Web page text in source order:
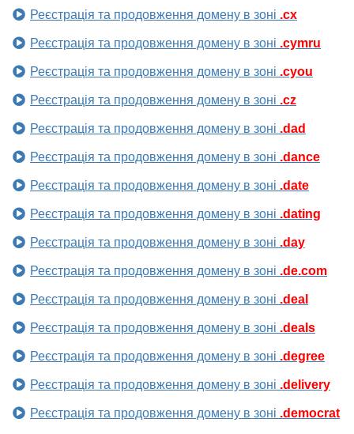
Реєстрація та продовження домену в зоні .cx
Реєстрація та продовження домену в зоні .cymru
Реєстрація та продовження домену в зоні .cyou
Реєстрація та продовження домену в зоні .cz
Реєстрація та продовження домену в зоні .dad
Реєстрація та продовження домену в зоні .dance
Реєстрація та продовження домену в зоні .date
Реєстрація та продовження домену в зоні .dating
Реєстрація та продовження домену в зоні .day
Реєстрація та продовження домену в зоні .de.com
Реєстрація та продовження домену в зоні .deal
Реєстрація та продовження домену в зоні .deals
Реєстрація та продовження домену в зоні .degree
Реєстрація та продовження домену в зоні .delivery
Реєстрація та продовження домену в зоні .democrat